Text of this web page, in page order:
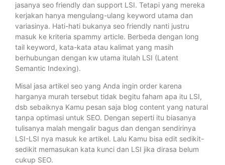
jasanya seo friendly dan support LSI. Tetapi yang mereka
kerjakan hanya mengulang-ulang keyword utama dan
variasinya. Hati-hati bukanya seo friendly nanti justru
masuk ke kriteria spammy article. Berbeda dengan long
tail keyword, kata-kata atau kalimat yang masih
berhubungan dengan kw utama itulah LSI (Latent
Semantic Indexing).
Misal jasa artikel seo yang Anda ingin order karena
harganya murah tersebut tidak begitu faham apa itu LSI,
dsb sebaiknya Kamu pesan saja blog content yang natural
tanpa optimasi untuk SEO. Dengan seperti itu biasanya
tulisanya malah mengalir bagus dan dengan sendirinya
LSI-LSI nya masuk ke artikel. Lalu Kamu bisa edit sedikit-
sedikit memasukan kata kunci dan LSI jika dirasa belum
cukup SEO.